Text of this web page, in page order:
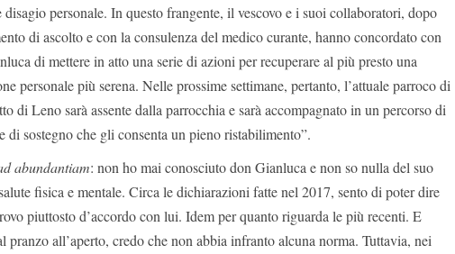
disagio personale. In questo frangente, il vescovo e i suoi collaboratori, dopo
di ascolto e con la consulenza del medico curante, hanno concordato con
di mettere in atto una serie di azioni per recuperare al più presto una
personale più serena. Nelle prossime settimane, pertanto, l’attuale parroco di
di Leno sarà assente dalla parrocchia e sarà accompagnato in un percorso di
di sostegno che gli consenta un pieno ristabilimento”.
abundantiam: non ho mai conosciuto don Gianluca e non so nulla del suo
fisica e mentale. Circa le dichiarazioni fatte nel 2017, sento di poter dire
piuttosto d’accordo con lui. Idem per quanto riguarda le più recenti. E
pranzo all’aperto, credo che non abbia infranto alcuna norma. Tuttavia, nei